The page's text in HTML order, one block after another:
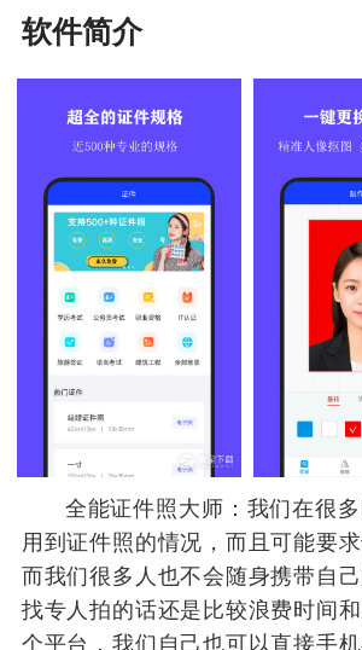
软件简介
全能证件照大师：我们在很
用到证件照的情况，而且可能要
而我们很多人也不会随身携带自
找专人拍的话还是比较浪费时间
个平台，我们自己也可以直接手